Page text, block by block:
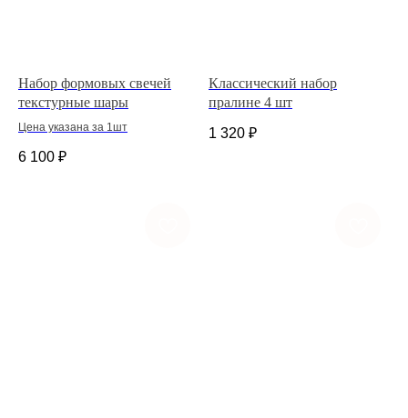
Набор формовых свечей
текстурные шары
Цена указана за 1шт
6 100 ₽
Классический набор
пралине 4 шт
1 320 ₽